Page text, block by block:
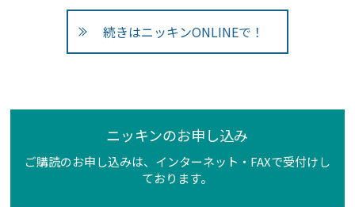
続きはニッキンONLINEで！
ニッキンのお申し込み
ご購読のお申し込みは、インターネット・FAXで受付けし
ております。